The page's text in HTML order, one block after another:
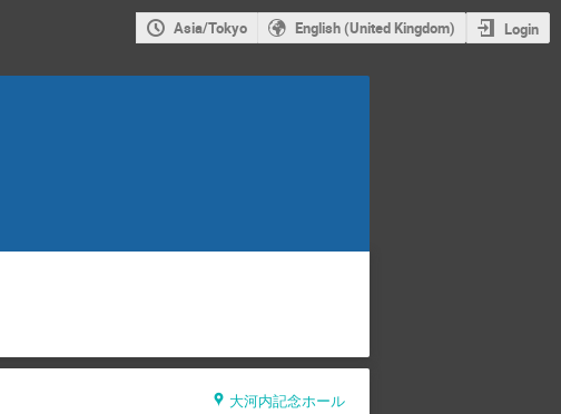
Asia/Tokyo English (United Kingdom) Login
大河内記念ホール